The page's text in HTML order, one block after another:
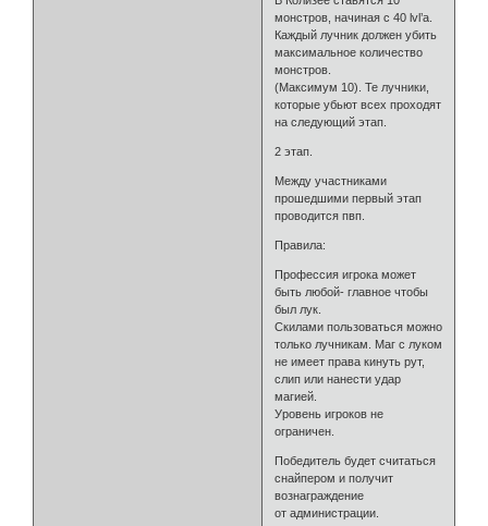
монстров, начиная с 40 lvl’а.
Каждый лучник должен убить
максимальное количество
монстров.
(Максимум 10). Те лучники,
которые убьют всех проходят
на следующий этап.
2 этап.
Между участниками
прошедшими первый этап
проводится пвп.
Правила:
Профессия игрока может
быть любой- главное чтобы
был лук.
Скилами пользоваться можно
только лучникам. Маг с луком
не имеет права кинуть рут,
слип или нанести удар
магией.
Уровень игроков не
ограничен.
Победитель будет считаться
снайпером и получит
вознаграждение
от администрации.